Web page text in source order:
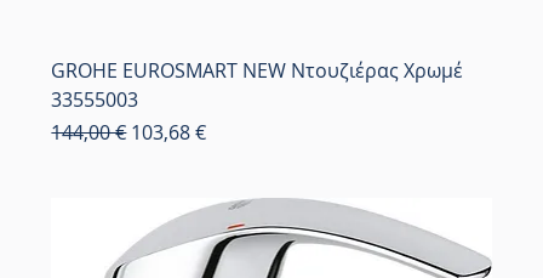
GROHE EUROSMART NEW Ντουζιέρας Χρωμέ
33555003
Κανονική τιμή
144,00 € Τιμή Έκπτωσης
103,68 €